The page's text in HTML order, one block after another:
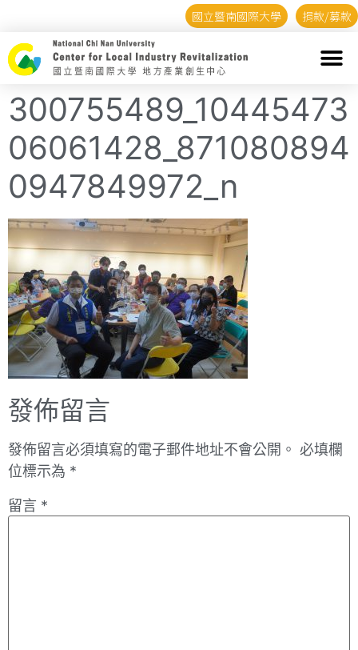
國立暨南國際大學 捐款/募款
300755489_10445473
06061428_871080894
0947849972_n
發佈留言
發佈留言必須填寫的電子郵件地址不會公開。 必填欄
位標示為 *
留言 *